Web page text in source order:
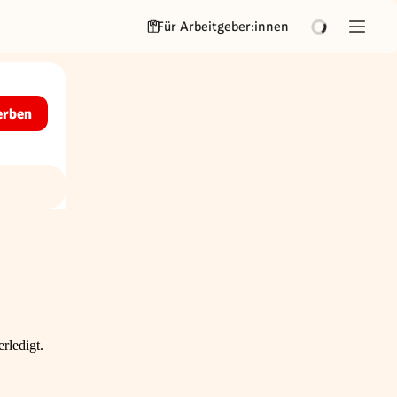
Für Arbeitgeber:innen